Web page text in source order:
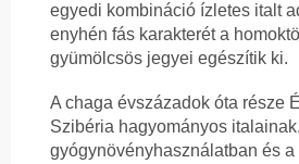
egyedi kombináció ízletes italt
enyhén fás karakterét a
gyümölcsös jegyei egészítik ki.
A chaga évszázadok óta része
Szibéria hagyományos
gyógynövényhasználatban és a